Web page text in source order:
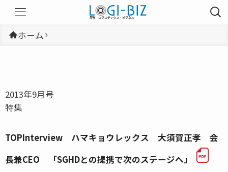
ホーム
2013年9月号
特集
TOPInterview ハマキョウレックス 大須賀正孝 会
長兼CEO 「SGHDとの提携で次のステージへ」